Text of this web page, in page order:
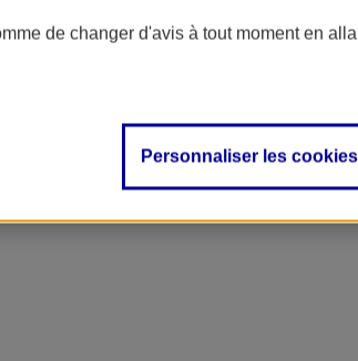
de changer d'avis à tout moment en
Personnaliser les cookies